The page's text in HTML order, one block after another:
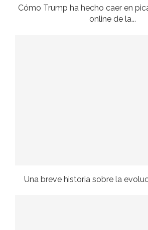
Cómo Trump ha hecho caer en
online de la...
Una breve historia sobre la